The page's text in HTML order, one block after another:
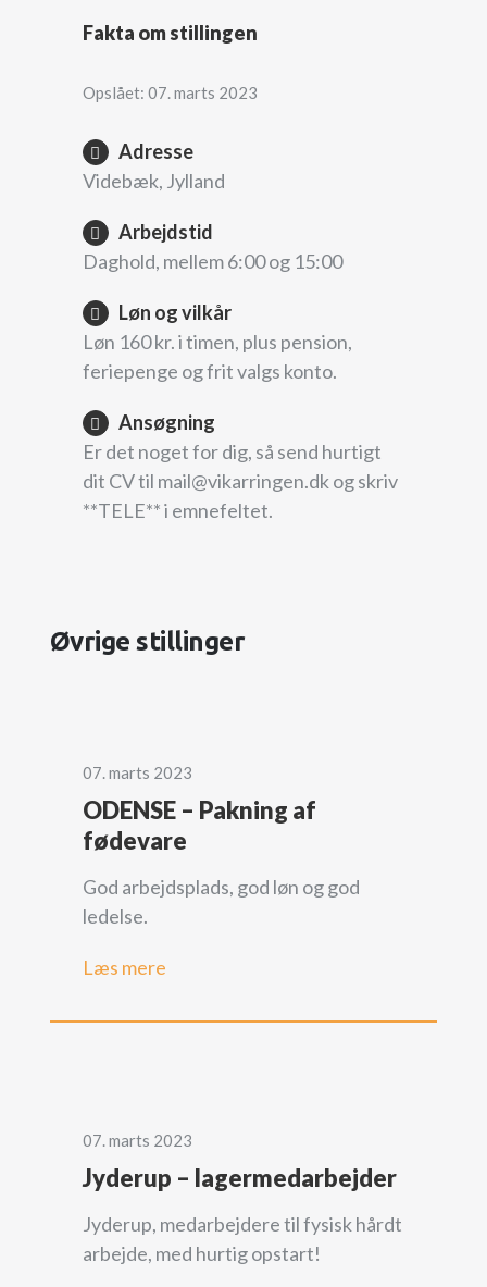
Fakta om stillingen
Opslået: 07. marts 2023
Adresse
Videbæk, Jylland
Arbejdstid
Daghold, mellem 6:00 og 15:00
Løn og vilkår
Løn 160 kr. i timen, plus pension,
feriepenge og frit valgs konto.
Ansøgning
Er det noget for dig, så send hurtigt
dit CV til mail@vikarringen.dk og skriv
**TELE** i emnefeltet.
Øvrige stillinger
07. marts 2023
ODENSE – Pakning af
fødevare
God arbejdsplads, god løn og god
ledelse.
Læs mere
07. marts 2023
Jyderup – lagermedarbejder
Jyderup, medarbejdere til fysisk hårdt
arbejde, med hurtig opstart!